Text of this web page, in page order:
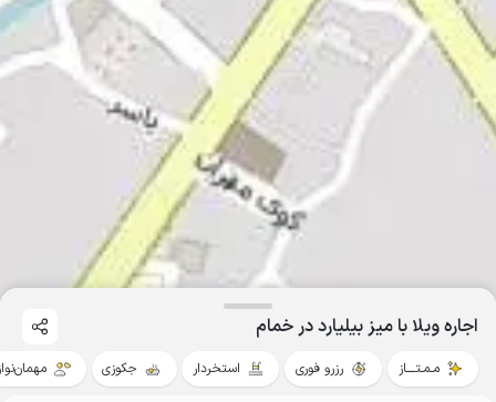
اجاره ویلا با میز بیلیارد در خمام
مـمـتــــاز رزرو فوری استخردار جکوزی